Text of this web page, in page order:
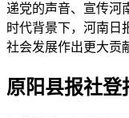
递党的声音、宣传河
时代背景下，河南日
社会发展作出更大贡
原阳县报社登